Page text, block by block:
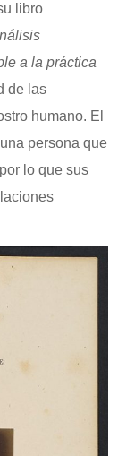
libro
a la práctica
de las
humano. El
persona que
lo que sus